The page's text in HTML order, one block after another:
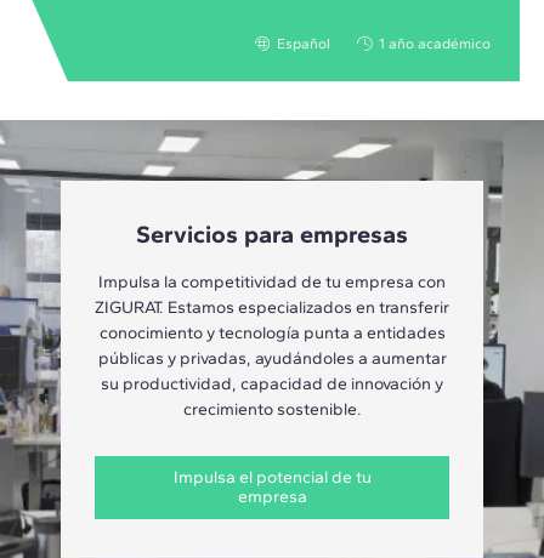
Español 1 año académico
Servicios para empresas
Impulsa la competitividad de tu empresa con
ZIGURAT. Estamos especializados en transferir
conocimiento y tecnología punta a entidades
públicas y privadas, ayudándoles a aumentar
su productividad, capacidad de innovación y
crecimiento sostenible.
Impulsa el potencial de tu
empresa